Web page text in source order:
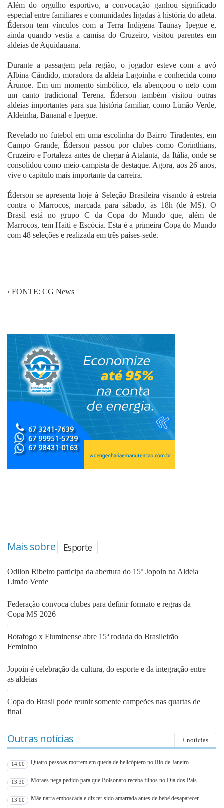
Além do orgulho esportivo, a convocação ganhou significado
especial entre familiares e comunidades ligadas à história do atleta.
Éderson tem vínculos com a Terra Indígena Taunay Ipegue e,
ainda quando vestia a camisa do Cruzeiro, visitou parentes em
aldeias de Aquidauana.
Durante a passagem pela região, o jogador esteve com a avó
Albina Cândido, moradora da aldeia Lagoinha e conhecida como
Árunoe. Em um momento simbólico, ela abençoou o neto com
um canto tradicional Terena. Éderson também visitou outras
aldeias importantes para sua história familiar, como Limão Verde,
Aldeinha, Bananal e Ipegue.
Revelado no futebol em uma escolinha do Bairro Tiradentes, em
Campo Grande, Éderson passou por clubes como Corinthians,
Cruzeiro e Fortaleza antes de chegar à Atalanta, da Itália, onde se
consolidou como meio-campista de destaque. Agora, aos 26 anos,
vive o capítulo mais importante da carreira.
Éderson se apresenta hoje à Seleção Brasileira visando à estreia
contra o Marrocos, marcada para sábado, às 18h (de MS). O
Brasil está no grupo C da Copa do Mundo que, além de
Marrocos, tem Haiti e Escócia. Esta é a primeira Copa do Mundo
com 48 seleções e realizada em três países-sede.
› FONTE: CG News
Mais sobre Esporte
Odilon Ribeiro participa da abertura do 15º Jopoin na Aldeia
Limão Verde
Federação convoca clubes para definir formato e regras da
Copa MS 2026
Botafogo x Fluminense abre 15ª rodada do Brasileirão
Feminino
Jopoin é celebração da cultura, do esporte e da integração entre
as aldeias
Copa do Brasil pode reunir somente campeões nas quartas de
final
Outras notícias + notícias
14:00 Quatro pessoas morrem em queda de helicóptero no Rio de Janeiro
13:30 Moraes nega pedido para que Bolsonaro receba filhos no Dia dos Pais
13:00 Mãe narra emboscada e diz ter sido amarrada antes de bebê desaparecer